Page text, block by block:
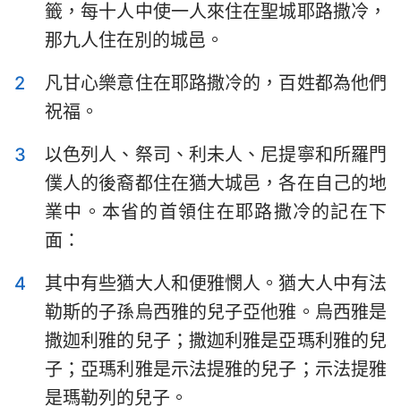
以斯拉記 尼希米記
詩篇
以賽亞書 耶利米書
耶利米哀歌 以西結書
約珥書 阿摩司書
俄巴底亞書 約拿書
彌迦書 那鴻書
籤，每十人中使一人來住在聖城耶路撒冷，
那九人住在別的城邑。
2
凡甘心樂意住在耶路撒冷的，百姓都為他們
祝福。
3
以色列人、祭司、利未人、尼提寧和所羅門
僕人的後裔都住在猶大城邑，各在自己的地
業中。本省的首領住在耶路撒冷的記在下
面：
4
其中有些猶大人和便雅憫人。猶大人中有法
勒斯的子孫烏西雅的兒子亞他雅。烏西雅是
撒迦利雅的兒子；撒迦利雅是亞瑪利雅的兒
子；亞瑪利雅是示法提雅的兒子；示法提雅
是瑪勒列的兒子。